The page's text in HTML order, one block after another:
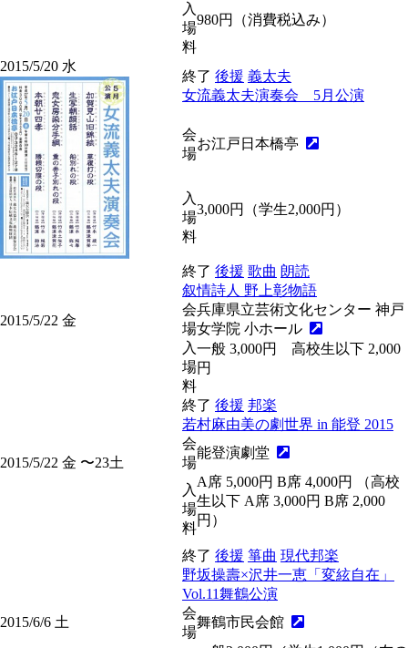
入
場
料
980円（消費税込み）
2015/5/20 水
終了 後援 義太夫
女流義太夫演奏会 5月公演
会
場
お江戸日本橋亭
入
場
料
3,000円（学生2,000円）
2015/5/22 金
終了 後援 歌曲 朗読
叙情詩人 野上彰物語
会
場
兵庫県立芸術文化センター 神戸
女学院 小ホール
入
場
料
一般 3,000円 高校生以下 2,000
円
2015/5/22 金 〜23土
終了 後援 邦楽
若村麻由美の劇世界 in 能登 2015
会
場
能登演劇堂
入
場
料
A席 5,000円 B席 4,000円 （高校
生以下 A席 3,000円 B席 2,000
円）
2015/6/6 土
終了 後援 箏曲 現代邦楽
野坂操壽×沢井一恵「変絃自在」
Vol.11舞鶴公演
会
場
舞鶴市民会館